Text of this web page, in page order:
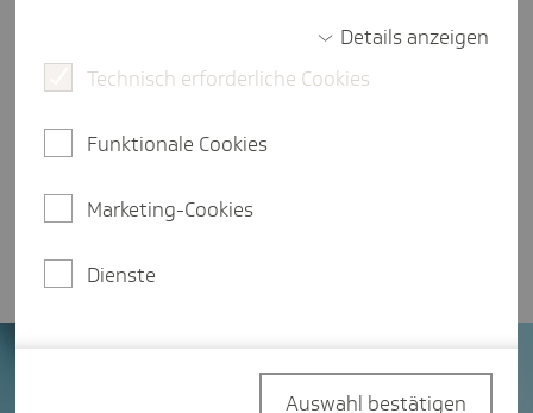
Prof. Dr. Volker Amelung ist seit 2001 Professor für
der Medizinischen Hochschule Hannover. Im
zu den Entwicklungen des Gesundheitswesens,
zur Krankenhausreform.
Details anzeigen
Technisch erforderliche Cookies
Funktionale Cookies
Marketing-Cookies
Dienste
Auswahl bestätigen